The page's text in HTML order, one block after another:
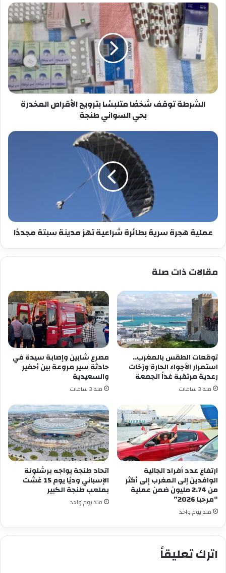
الشرطة
توقف
شخصًا
متلبسًا
بترويج
الأقراص
المخدرة
بحي
السواني
طنجةالشرطة توقف شخصًا متلبسًا بترويج الأقراص المخدرة
بحي السواني طنجة
عملية
مجددًا
عملية هجرة سرية بطائرة شراعية تهز مدينة سبتة مجددًا
مقالات ذات صلة
توقعات الطقس بالمغرب..
استمرار الأجواء الحارة وزخات
رعدية مرتقبة غداً الجمعة
منذ 3 ساعات
مصرع شابين وإصابة سيدة في
حادثة سير مروعة بين أحفير
والسعيدية
منذ 3 ساعات
ارتفاع عدد أفراد الجالية
الوافدين إلى المغرب إلى أكثر
من 2.74 مليون ضمن عملية
“مرحبا 2026”
منذ يوم واحد
اتحاد طنجة يواجه برشلونة
الإسباني وديًا يوم 15 غشت
بملعب طنجة الكبير
منذ يوم واحد
اترك تعليقاً